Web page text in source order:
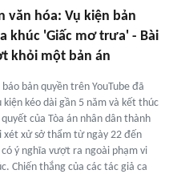
văn hóa: Vụ kiện bản
khúc 'Giấc mơ trưa' - Bài
khỏi một bản án
bản quyền trên YouTube đã
kiện kéo dài gần 5 năm và kết thúc
quyết của Tòa án nhân dân thành
xét xử sở thẩm từ ngày 22 đến
ý nghĩa vượt ra ngoài phạm vi
Chiến thắng của các tác giả ca